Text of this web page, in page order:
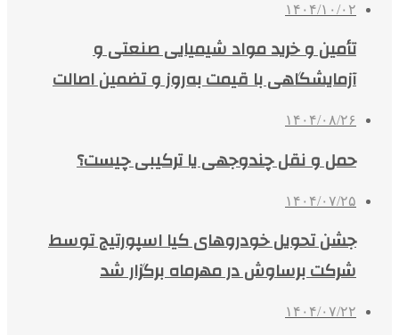
۱۴۰۴/۱۰/۰۲
تأمین و خرید مواد شیمیایی صنعتی و
آزمایشگاهی با قیمت به‌روز و تضمین اصالت
۱۴۰۴/۰۸/۲۶
حمل و نقل چندوجهی یا ترکیبی چیست؟
۱۴۰۴/۰۷/۲۵
جشن تحویل خودروهای کیا اسپورتیج توسط
شرکت برساوش در مهرماه برگزار شد
۱۴۰۴/۰۷/۲۲